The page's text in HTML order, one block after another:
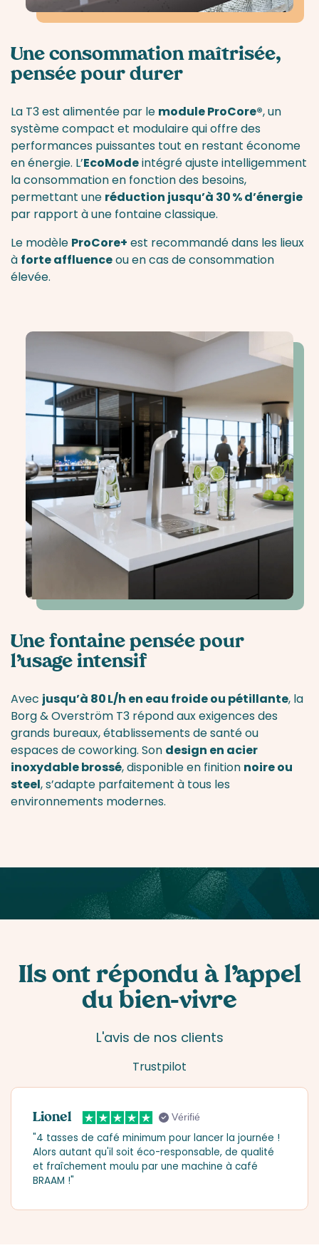
Une consommation maîtrisée,
pensée pour durer
La T3 est alimentée par le module ProCore®, un
système compact et modulaire qui offre des
performances puissantes tout en restant économe
en énergie. L’EcoModeintégré ajuste intelligemment
la consommation en fonction des besoins,
permettant une réduction jusqu’à 30 % d’énergie
par rapport à une fontaine classique.
Le modèle ProCore+ est recommandé dans les lieux
à forte affluenceou en cas de consommation
élevée.
Une fontaine pensée pour
l’usage intensif
Avec jusqu’à 80 L/h en eau froide ou pétillante, la
Borg & Overström T3 répond aux exigences des
grands bureaux, établissements de santé ou
espaces de coworking. Son design en acier
inoxydable brossé, disponible en finition noire ou
steel, s’adapte parfaitement à tous les
environnements modernes.
Ils ont répondu à l’appel
du bien-vivre
L'avis de nos clients
Trustpilot
Lionel Vérifié
"4 tasses de café minimum pour lancer la journée !
Alors autant qu'il soit éco-responsable, de qualité
et fraîchement moulu par une machine à café
BRAAM !"